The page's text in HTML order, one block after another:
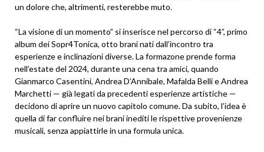
un dolore che, altrimenti, resterebbe muto.
“La visione di un momento” si inserisce nel percorso di “4”, primo
album dei Sopr4Tonica, otto brani nati dall’incontro tra
esperienze e inclinazioni diverse. La formazone prende forma
nell’estate del 2024, durante una cena tra amici, quando
Gianmarco Casentini, Andrea D’Annibale, Mafalda Belli e Andrea
Marchetti — già legati da precedenti esperienze artistiche —
decidono di aprire un nuovo capitolo comune. Da subito, l’idea è
quella di far confluire nei brani inediti le rispettive provenienze
musicali, senza appiattirle in una formula unica.